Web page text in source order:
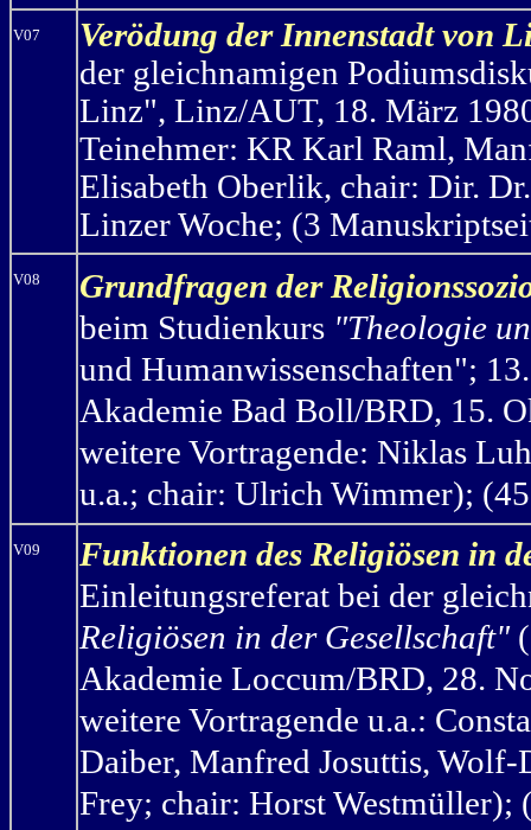
V07
Verödung der Innenstadt von
der gleichnamigen
Linz", Linz/AUT, 18. März
Teinehmer: KR Karl Raml,
Elisabeth Oberlik, chair: Dir.
Linzer Woche; (3
V08
Grundfragen der
beim Studienkurs "Theologie
und Humanwissenschaften";
Akademie Bad Boll/BRD, 15.
weitere Vortragende: Niklas
u.a.; chair: Ulrich Wimmer);
V09
Funktionen des Religiösen in
Einleitungsreferat bei der
Religiösen in der Gesellschaft"
Akademie Loccum/BRD, 28.
weitere Vortragende u.a.:
Daiber, Manfred Josuttis,
Frey; chair: Horst